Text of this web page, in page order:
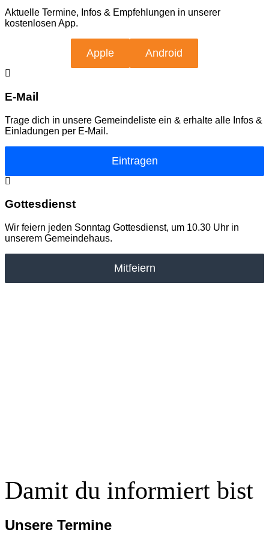
Aktuelle Termine, Infos & Empfehlungen in unserer
kostenlosen App.
Apple Android
E-Mail
Trage dich in unsere Gemeindeliste ein & erhalte alle Infos &
Einladungen per E-Mail.
Eintragen
Gottesdienst
Wir feiern jeden Sonntag Gottesdienst, um 10.30 Uhr in
unserem Gemeindehaus.
Mitfeiern
Damit du informiert bist
Unsere Termine